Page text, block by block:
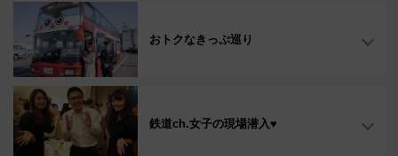
おトクなきっぷ巡り
鉄道ch.女子の現場潜入♥